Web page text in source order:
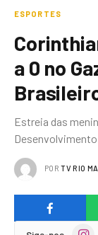
ESPORTES
a 0 no
Estreia das
POR TV RIO